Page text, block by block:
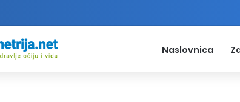
Naslovnica